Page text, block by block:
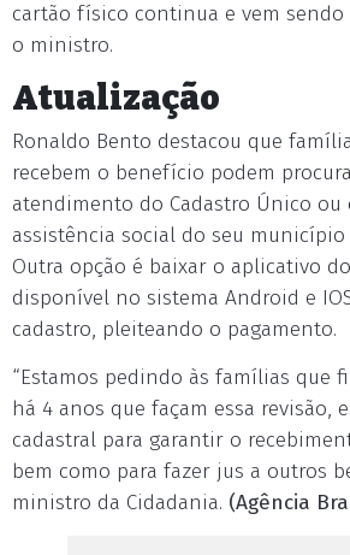
cartão físico continua e vem sendo
o ministro.
Atualização
Ronaldo Bento destacou que
recebem o benefício podem
atendimento do Cadastro Único ou
assistência social do seu município
Outra opção é baixar o aplicativo
disponível no sistema Android e
cadastro, pleiteando o pagamento.
“Estamos pedindo às famílias que
há 4 anos que façam essa revisão,
cadastral para garantir o
bem como para fazer jus a outros
ministro da Cidadania. (Agência